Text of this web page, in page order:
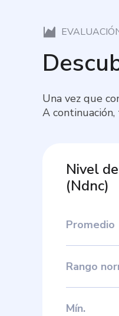
Una vez que
A
Nivel
(Ndnc)
Promedio
Rango
Mín.